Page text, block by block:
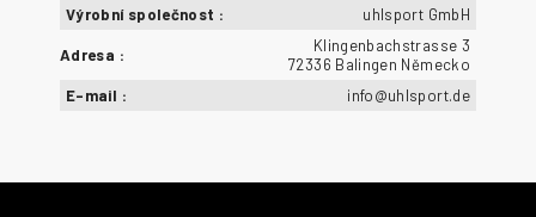
Výrobní společnost : uhlsport GmbH
Adresa :
Klingenbachstrasse 3
72336 Balingen Německo
E-mail : info@uhlsport.de